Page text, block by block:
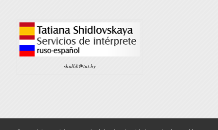
shidlik@tut.by